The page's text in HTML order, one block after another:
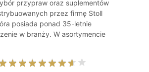
przypraw oraz suplementów
przez firmę Stoll
posiada ponad 35-letnie
w branży. W asortymencie